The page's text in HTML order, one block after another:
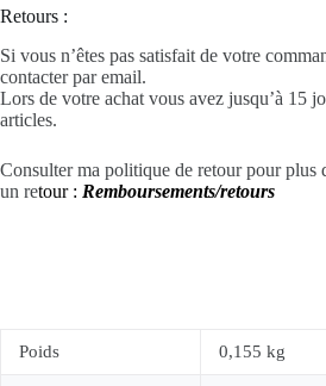
Retours :
Si vous n’êtes pas satisfait de votre
contacter par email.
Lors de votre achat vous avez jusqu’à 15
articles.
Consulter ma politique de retour pour plus
un retour : Remboursements/retours
Poids 0,155 kg